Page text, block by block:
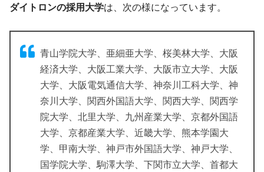
ダイトロンの採用大学は、次の様になっています。
青山学院大学、亜細亜大学、桜美林大学、大阪
経済大学、大阪工業大学、大阪市立大学、大阪
大学、大阪電気通信大学、神奈川工科大学、神
奈川大学、関西外国語大学、関西大学、関西学
院大学、北里大学、九州産業大学、京都外国語
大学、京都産業大学、近畿大学、熊本学園大
学、甲南大学、神戸市外国語大学、神戸大学、
国学院大学、駒澤大学、下関市立大学、首都大